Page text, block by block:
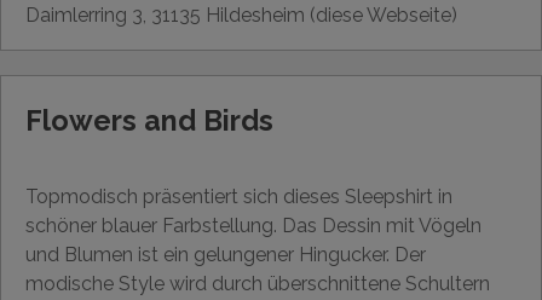
Daimlerring 3, 31135 Hildesheim (diese Webseite)
Flowers and Birds
Topmodisch präsentiert sich dieses Sleepshirt in
schöner blauer Farbstellung. Das Dessin mit Vögeln
und Blumen ist ein gelungener Hingucker. Der
modische Style wird durch überschnittene Schultern